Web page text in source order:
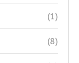
(1)
(8)